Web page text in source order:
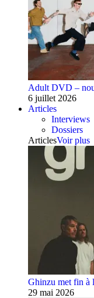
Adult DVD –
6 juillet 2026
Articles
Interviews
Dossiers
ArticlesVoir plus
Ghinzu met fin à
29 mai 2026